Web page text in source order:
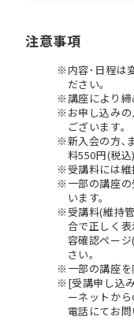
注意事項
内容･日程は
ださい。
講座により締
お申し込み
ございます。
新入会の方､
料550円(税込
受講料には維
一部の講座
います。
受講料(維持
合で正しく
容確認ペー
さい。
一部の講座
[受講申し込
ーネットか
電話にてお問